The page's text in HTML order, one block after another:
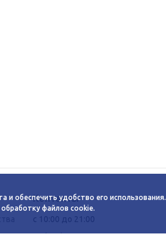
Контакты
c 10:00 до 21:00
+7 (383) 233-00-12
и обеспечить удобство его использования.
файлов cookie.